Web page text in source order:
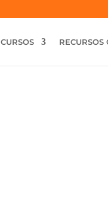
CURSOS RECURSOS